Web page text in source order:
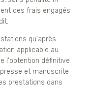
des frais engagés
qu'après
applicable au
l'obtention définitive
et manuscrite
prestations dans